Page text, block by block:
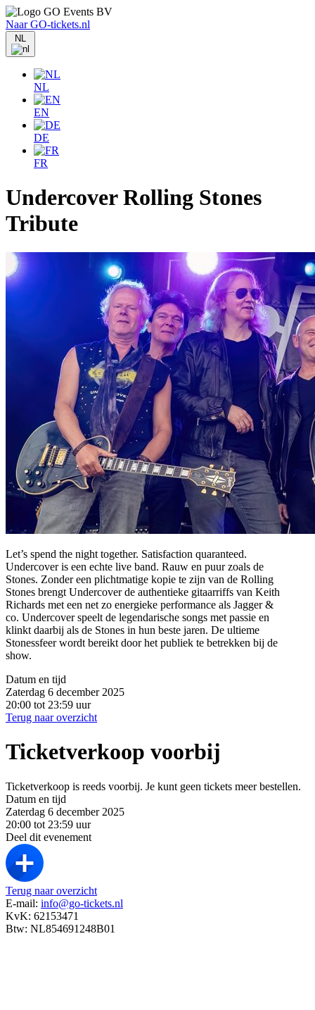
Naar GO-tickets.nl
NL
NL
EN
DE
FR
Undercover Rolling Stones
Tribute
Let’s spend the night together. Satisfaction quaranteed.
Undercover is een echte live band. Rauw en puur zoals de
Stones. Zonder een plichtmatige kopie te zijn van de Rolling
Stones brengt Undercover de authentieke gitaarriffs van Keith
Richards met een net zo energieke performance als Jagger &
co. Undercover speelt de legendarische songs met passie en
klinkt daarbij als de Stones in hun beste jaren. De ultieme
Stonessfeer wordt bereikt door het publiek te betrekken bij de
show.
Datum en tijd
Zaterdag 6 december 2025
20:00 tot 23:59 uur
Terug naar overzicht
Ticketverkoop voorbij
Ticketverkoop is reeds voorbij. Je kunt geen tickets meer bestellen.
Datum en tijd
Zaterdag 6 december 2025
20:00 tot 23:59 uur
Deel dit evenement
Terug naar overzicht
E-mail: info@go-tickets.nl
KvK: 62153471
Btw: NL854691248B01